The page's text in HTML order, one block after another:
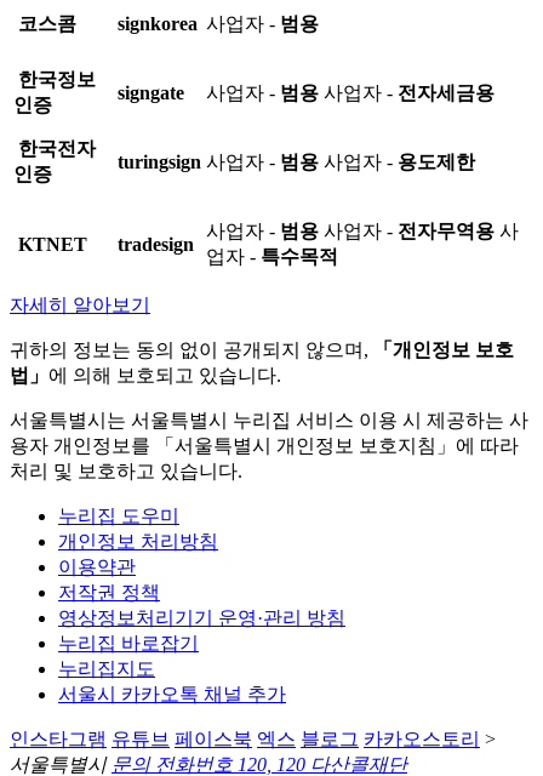
코스콤 signkorea 사업자 - 범용
한국정보
인증
signgate 사업자 - 범용 사업자 - 전자세금용
한국전자
인증
turingsign 사업자 - 범용 사업자 - 용도제한
KTNET tradesign
사업자 - 범용 사업자 - 전자무역용 사
업자 - 특수목적
자세히 알아보기
귀하의 정보는 동의 없이 공개되지 않으며,
「개인정보 보호
법」 에 의해 보호되고 있습니다.
서울특별시는 서울특별시 누리집 서비스 이용 시 제공하는 사
용자 개인정보를 「서울특별시 개인정보 보호지침」에 따라
처리 및 보호하고 있습니다.
누리집 도우미
개인정보 처리방침
이용약관
저작권 정책
영상정보처리기기 운영·관리 방침
누리집 바로잡기
누리집지도
서울시 카카오톡 채널 추가
인스타그램 유튜브 페이스북 엑스 블로그 카카오스토리 >
서울특별시 문의 전화번호 120, 120 다산콜재단